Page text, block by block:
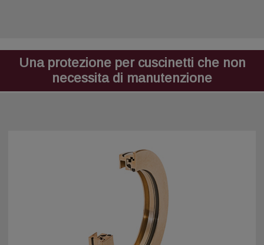
Una protezione per cuscinetti che non
necessita di manutenzione